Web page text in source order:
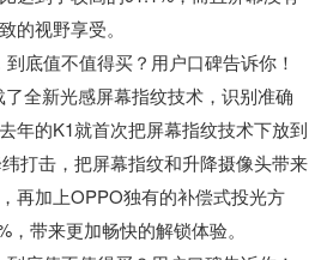
的视野享受。
全新光感屏幕指纹技术，识别准确
年的K1就首次把屏幕指纹技术下放到
打击，把屏幕指纹和升降摄像头带来
再加上OPPO独有的补偿式投光方
带来更加畅快的解锁体验。